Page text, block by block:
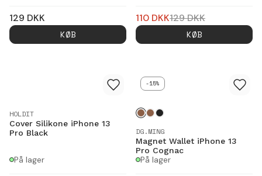
129 DKK
KØB
110 DKK129DKK
KØB
HOLDIT
Cover Silikone iPhone 13
Pro Black
På lager
-15%
DG.MING
Magnet Wallet iPhone 13
Pro Cognac
På lager